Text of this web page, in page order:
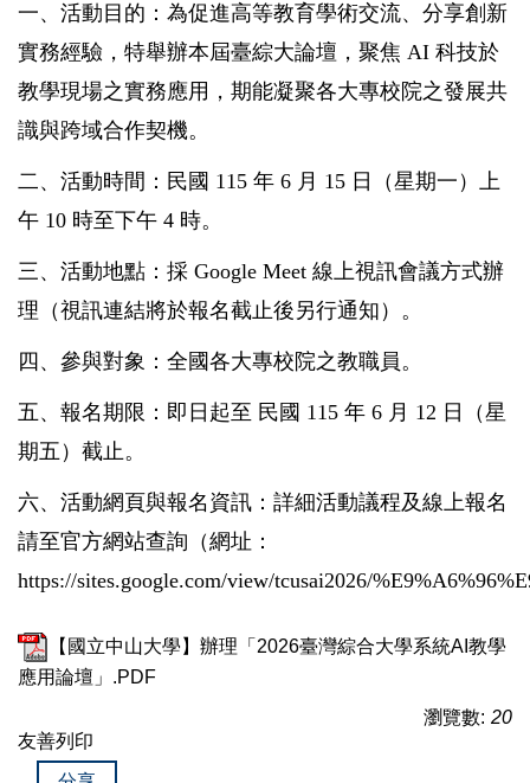
一、活動目的：為促進高等教育學術交流、分享創新
實務經驗，特舉辦本屆臺綜大論壇，聚焦 AI 科技於
教學現場之實務應用，期能凝聚各大專校院之發展共
識與跨域合作契機。
二、活動時間：民國 115 年 6 月 15 日（星期一）上
午 10 時至下午 4 時。
三、活動地點：採 Google Meet 線上視訊會議方式辦
理（視訊連結將於報名截止後另行通知）。
四、參與對象：全國各大專校院之教職員。
五、報名期限：即日起至 民國 115 年 6 月 12 日（星
期五）截止。
六、活動網頁與報名資訊：詳細活動議程及線上報名
請至官方網站查詢（網址：
https://sites.google.com/view/tcusai2026/
【國立中山大學】辦理「2026臺灣綜合大學系統AI教學
應用論壇」.PDF
瀏覽數: 20
友善列印